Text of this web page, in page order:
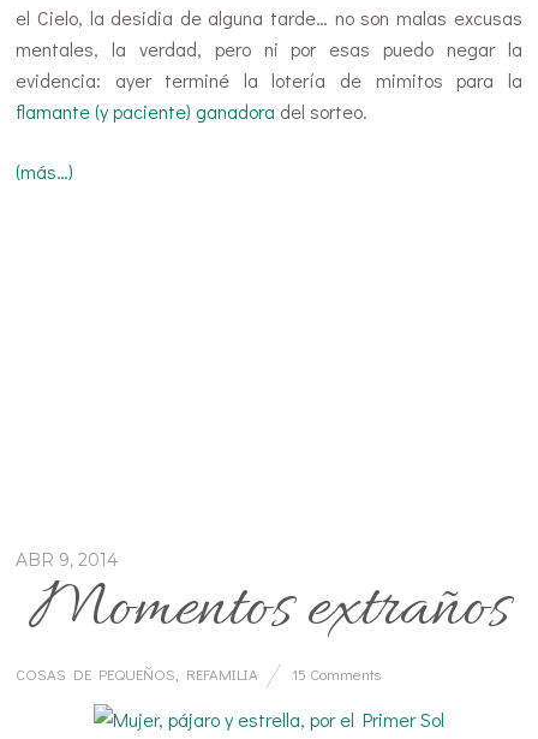
el Cielo, la desidia de alguna tarde… no son malas excusas
mentales, la verdad, pero ni por esas puedo negar la
evidencia: ayer terminé la lotería de mimitos para la
flamante (y paciente) ganadora del sorteo.
(más…)
ABR 9, 2014
Momentos extraños
COSAS DE PEQUEÑOS REFAMILIA 15 Comments